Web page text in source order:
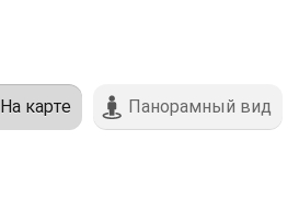
На карте Панорамный вид